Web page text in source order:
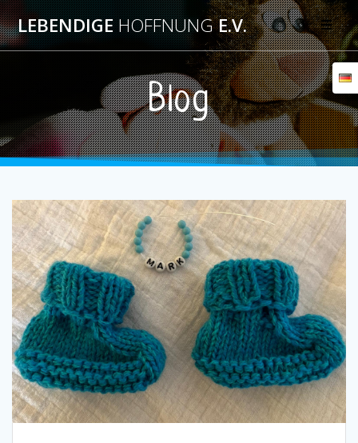
to
content
LEBENDIGE HOFFNUNGE.V.
Blog